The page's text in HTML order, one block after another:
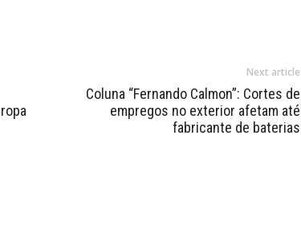
Next article
Coluna “Fernando Calmon”: Cortes de
empregos no exterior afetam até
fabricante de baterias